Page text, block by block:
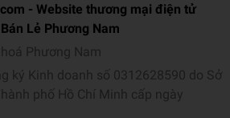
- Website thương mại điện tử
Lẻ Phương Nam
Phương Nam
ký Kinh doanh số 0312628590 do Sở
phố Hồ Chí Minh cấp ngày